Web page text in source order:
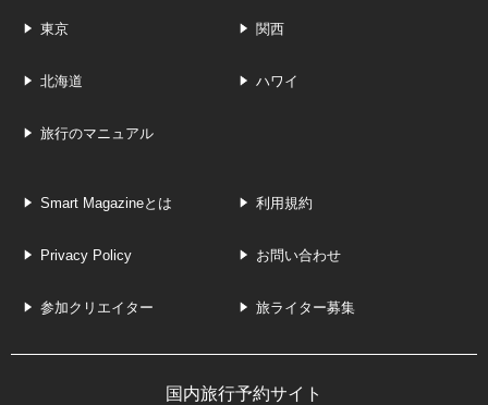
東京 関西
北海道 ハワイ
旅行のマニュアル
Smart Magazineとは 利用規約
Privacy Policy お問い合わせ
参加クリエイター 旅ライター募集
国内旅行予約サイト